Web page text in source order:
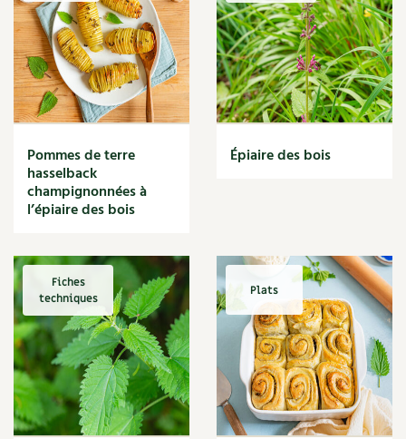
Muret
Muscade
Musique
Narcisse
Nature
Nettoyage
Nichoir
Noisette
Noix
Nourriture
Nuisibles
Numérique
Nutriments
Observation
Œuf
Oignon
Oiseaux
Olivier
Pommes de terre
hasselback
champignonnées à
l’épiaire des bois
Épiaire des bois
Fiches
techniques
Plats